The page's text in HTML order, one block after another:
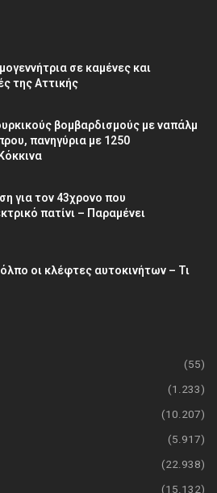
σε καμένες και
της Αττικής
βομβαρδισμούς με ναπάλμ
πανηγύρια με 1250
για τον 43χρονο που
πατίνι – Παραμένει
οι κλέφτες αυτοκινήτων – Τι
(55)
(1.233)
(10.207)
(5.917)
(22.938)
(15.132)